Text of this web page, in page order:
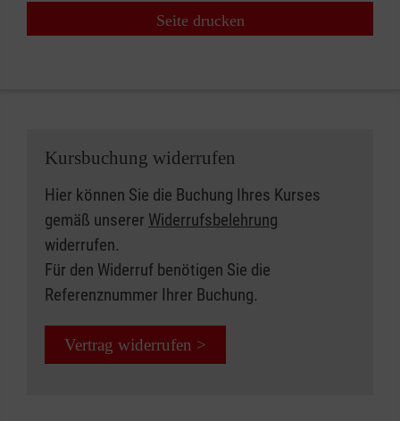
Seite drucken
Kursbuchung widerrufen
Hier können Sie die Buchung Ihres Kurses
gemäß unserer Widerrufsbelehrung
widerrufen.
Für den Widerruf benötigen Sie die
Referenznummer Ihrer Buchung.
Vertrag widerrufen >